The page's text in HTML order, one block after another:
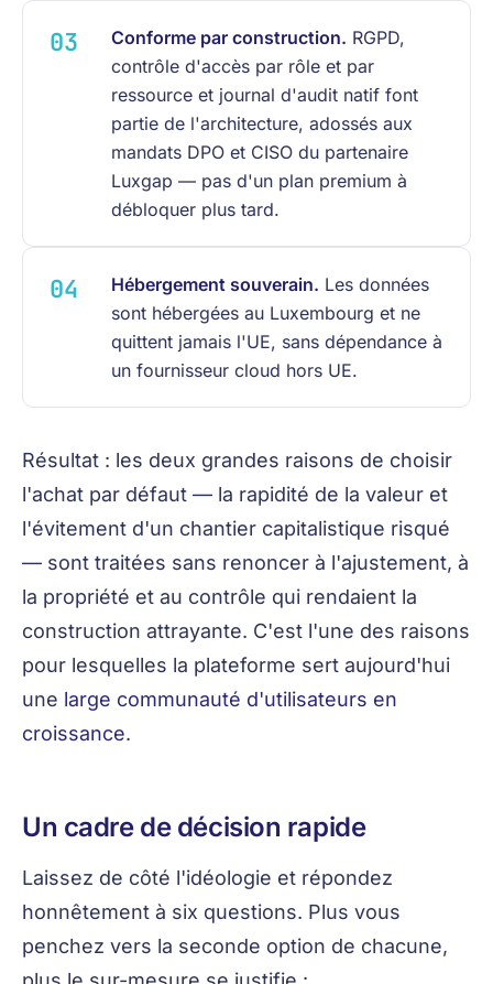
Conforme par construction. RGPD,
contrôle d'accès par rôle et par
ressource et journal d'audit natif font
partie de l'architecture, adossés aux
mandats DPO et CISO du partenaire
Luxgap — pas d'un plan premium à
débloquer plus tard.
Hébergement souverain. Les données
sont hébergées au Luxembourg et ne
quittent jamais l'UE, sans dépendance à
un fournisseur cloud hors UE.
Résultat : les deux grandes raisons de choisir
l'achat par défaut — la rapidité de la valeur et
l'évitement d'un chantier capitalistique risqué
— sont traitées sans renoncer à l'ajustement, à
la propriété et au contrôle qui rendaient la
construction attrayante. C'est l'une des raisons
pour lesquelles la plateforme sert aujourd'hui
une large communauté d'utilisateurs en
croissance.
Un cadre de décision rapide
Laissez de côté l'idéologie et répondez
honnêtement à six questions. Plus vous
penchez vers la seconde option de chacune,